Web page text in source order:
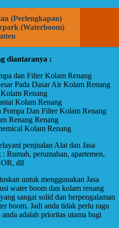
(Perlengkapan)
(Waterboom)
diantaranya :
dan Filter Kolam Renang
Pada Dasar Air Kolam Renang
Renang
Kolam Renang
Pompa Dan Filter Kolam Renang
Renang Renang
Kolam Renang
penjualan Alat dan Jasa
Rumah, perumahan, apartemen,
dll
untuk menggunakan Jasa
water boom dan kolam renang
sangat solid dan berpengalaman
boom. Jadi anda tidak perlu ragu
adalah prioritas utama bagi